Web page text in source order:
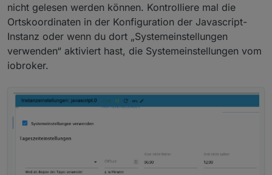
nicht gelesen werden können. Kontrolliere mal die
Ortskoordinaten in der Konfiguration der Javascript-
Instanz oder wenn du dort „Systemeinstellungen
verwenden“ aktiviert hast, die Systemeinstellungen vom
iobroker.